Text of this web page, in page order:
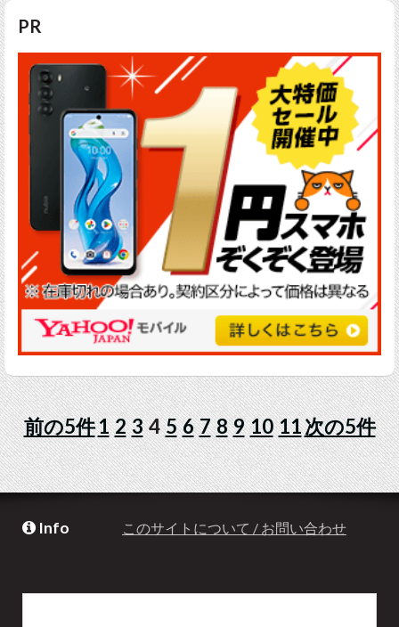
PR
前の5件1 2 3 4 5 6 7 8 9 10 11次の5件
Info このサイトについて / お問い合わせ